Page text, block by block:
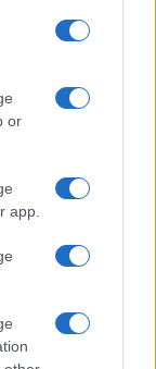
or
app.
in calo